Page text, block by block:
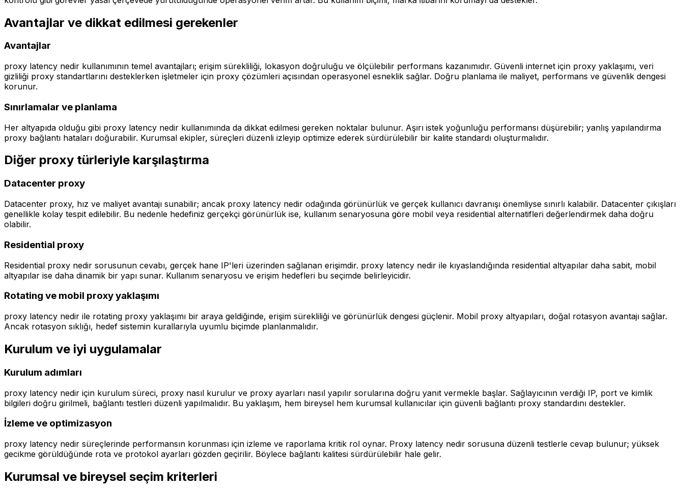
Avantajlar ve dikkat edilmesi gerekenler
Avantajlar
proxy latency nedir kullanımının temel avantajları; erişim sürekliliği, lokasyon doğruluğu ve ölçülebilir performans kazanımıdır. Güvenli internet için proxy yaklaşımı, veri
gizliliği proxy standartlarını desteklerken işletmeler için proxy çözümleri açısından operasyonel esneklik sağlar. Doğru planlama ile maliyet, performans ve güvenlik dengesi
korunur.
Sınırlamalar ve planlama
Her altyapıda olduğu gibi proxy latency nedir kullanımında da dikkat edilmesi gereken noktalar bulunur. Aşırı istek yoğunluğu performansı düşürebilir; yanlış yapılandırma
proxy bağlantı hataları doğurabilir. Kurumsal ekipler, süreçleri düzenli izleyip optimize ederek sürdürülebilir bir kalite standardı oluşturmalıdır.
Diğer proxy türleriyle karşılaştırma
Datacenter proxy
Datacenter proxy, hız ve maliyet avantajı sunabilir; ancak proxy latency nedir odağında görünürlük ve gerçek kullanıcı davranışı önemliyse sınırlı kalabilir. Datacenter çıkışları
genellikle kolay tespit edilebilir. Bu nedenle hedefiniz gerçekçi görünürlük ise, kullanım senaryosuna göre mobil veya residential alternatifleri değerlendirmek daha doğru
olabilir.
Residential proxy
Residential proxy nedir sorusunun cevabı, gerçek hane IP'leri üzerinden sağlanan erişimdir. proxy latency nedir ile kıyaslandığında residential altyapılar daha sabit, mobil
altyapılar ise daha dinamik bir yapı sunar. Kullanım senaryosu ve erişim hedefleri bu seçimde belirleyicidir.
Rotating ve mobil proxy yaklaşımı
proxy latency nedir ile rotating proxy yaklaşımı bir araya geldiğinde, erişim sürekliliği ve görünürlük dengesi güçlenir. Mobil proxy altyapıları, doğal rotasyon avantajı sağlar.
Ancak rotasyon sıklığı, hedef sistemin kurallarıyla uyumlu biçimde planlanmalıdır.
Kurulum ve iyi uygulamalar
Kurulum adımları
proxy latency nedir için kurulum süreci, proxy nasıl kurulur ve proxy ayarları nasıl yapılır sorularına doğru yanıt vermekle başlar. Sağlayıcının verdiği IP, port ve kimlik
bilgileri doğru girilmeli, bağlantı testleri düzenli yapılmalıdır. Bu yaklaşım, hem bireysel hem kurumsal kullanıcılar için güvenli bağlantı proxy standardını destekler.
İzleme ve optimizasyon
proxy latency nedir süreçlerinde performansın korunması için izleme ve raporlama kritik rol oynar. Proxy latency nedir sorusuna düzenli testlerle cevap bulunur; yüksek
gecikme görüldüğünde rota ve protokol ayarları gözden geçirilir. Böylece bağlantı kalitesi sürdürülebilir hale gelir.
Kurumsal ve bireysel seçim kriterleri